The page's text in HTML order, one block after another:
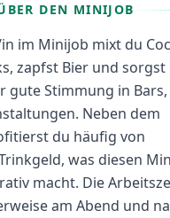
DEN MINIJOB
im Minijob mixt du
zapfst Bier und
gute Stimmung in Bars,
Neben dem
du häufig von
was diesen
macht. Die
am Abend und